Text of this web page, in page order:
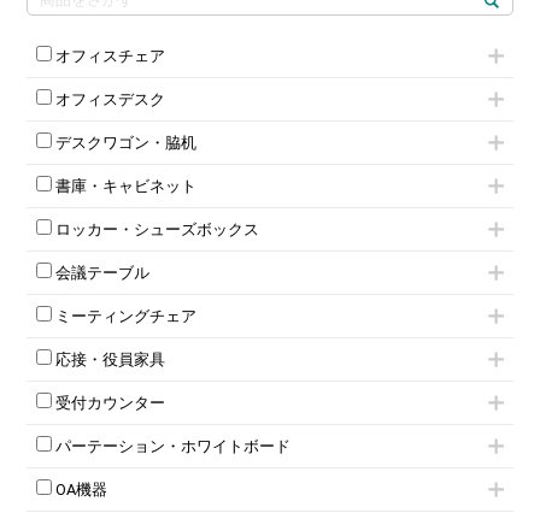
オフィスチェア
肘付きチェア
肘無しチェア
役員チェア
オフィスチェアその他
オフィスデスク
片袖机
フリーアドレスデスク（ベンチデスク）
昇降デスク
両袖机
デスクワゴン・脇机
インワゴン2段
インワゴン3段
脇机
書庫・キャビネット
ハイキャビネット
ローキャビネット
両開きキャビネット
上下連結キャビネット
軽量ラック（スチールラック）
収納家具その他
両開書庫
ラテラル書庫
ロッカー・シューズボックス
1人用ロッカー
2人用ロッカー
3人用ロッカー
5人用ロッカー
8人用ロッカー
多人数ロッカー
ダイヤル錠ロッカー
会議テーブル
ミーティングテーブル
スタッキングテーブル
ネスティングテーブル
カウンターテーブル
T字脚テーブル
会議テーブルW1200～
ミーティングチェア
キャスター付きミーティングチェア
スタッキングミーティングチェア
テーブル付きミーティングチェア
折りたたみミーティングチェア
ハイチェア
応接・役員家具
応接セット
応接ソファ
応接チェア
応接・役員家具その他
受付カウンター
ハイカウンター
ローカウンター
ラウンジカウンター
パーテーション・ホワイトボード
パーテーション
自立タイプパーテーション
OA機器